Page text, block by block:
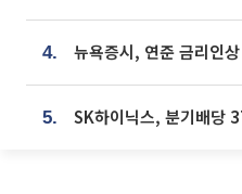
4.
5.